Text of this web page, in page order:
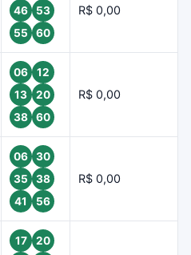
46
53
55
60
R$ 0,00
06
12
13
20
38
60
R$ 0,00
06
30
35
38
41
56
R$ 0,00
17
20